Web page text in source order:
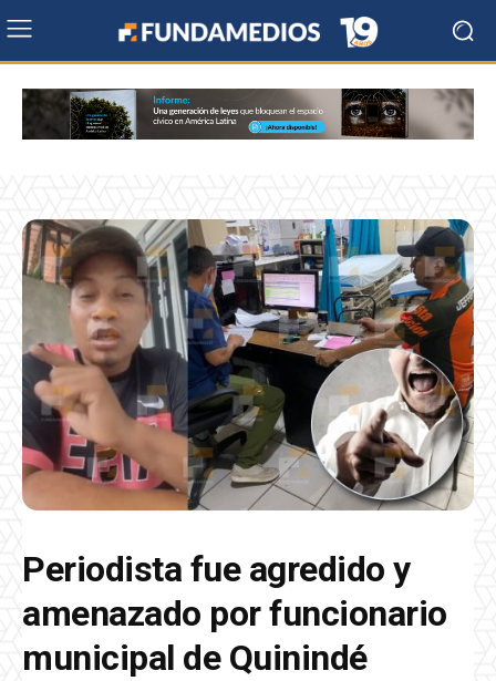
Periodista fue agredido y
amenazado por funcionario
municipal de Quinindé